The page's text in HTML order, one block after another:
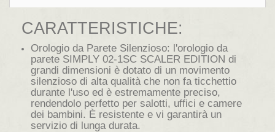
CARATTERISTICHE:
Orologio da Parete Silenzioso: l'orologio da
parete SIMPLY 02-1SC SCALER EDITION di
grandi dimensioni è dotato di un movimento
silenzioso di alta qualità che non fa ticchettio
durante l'uso ed è estremamente preciso,
rendendolo perfetto per salotti, uffici e camere
dei bambini. È resistente e vi garantirà un
servizio di lunga durata.